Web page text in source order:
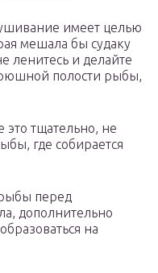
имеет целью
мешала бы судаку
ленитесь и делайте
полости рыбы,
это тщательно, не
где собирается
перед
дополнительно
на